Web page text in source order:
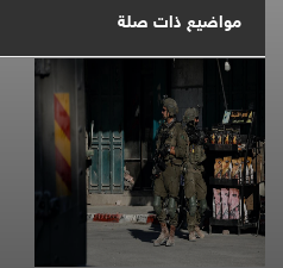
مواضيع ذات صلة